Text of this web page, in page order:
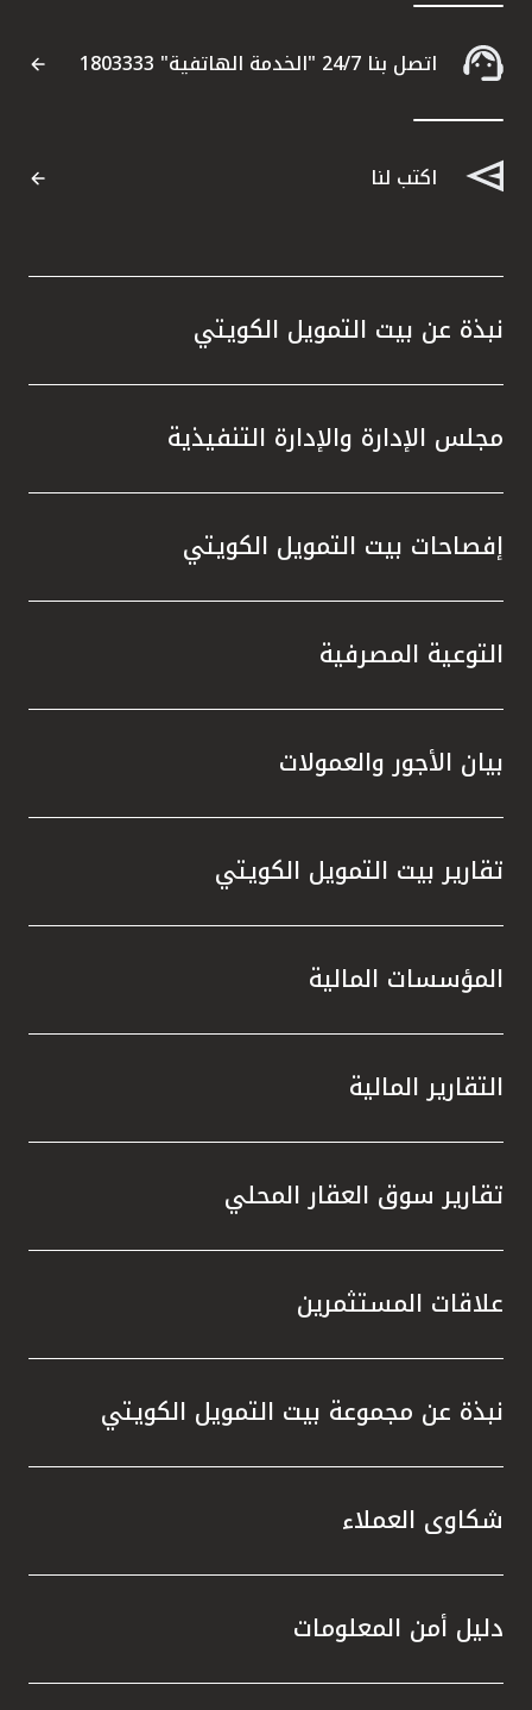
اتصل بنا
مواقع الفروع المصرفية للشركات
ألمانيا
ماليزيا
مصر
مملكة البحرين
اتصل بنا 24/7 "الخدمة الهاتفية" 1803333
اكتب لنا
نبذة عن بيت التمويل الكويتي
مجلس الإدارة والإدارة التنفيذية
إفصاحات بيت التمويل الكويتي
التوعية المصرفية
بيان الأجور والعمولات
تقارير بيت التمويل الكويتي
المؤسسات المالية
التقارير المالية
تقارير سوق العقار المحلي
علاقات المستثمرين
نبذة عن مجموعة بيت التمويل الكويتي
شكاوى العملاء
دليل أمن المعلومات